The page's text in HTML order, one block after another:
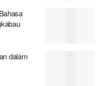
dalam